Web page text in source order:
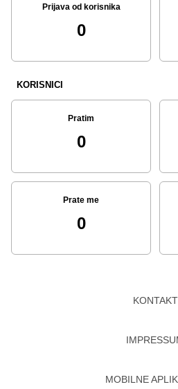
Prijava od korisnika
0
KORISNICI
Pratim
0
Prate me
0
KONTAKT
MOBILNE